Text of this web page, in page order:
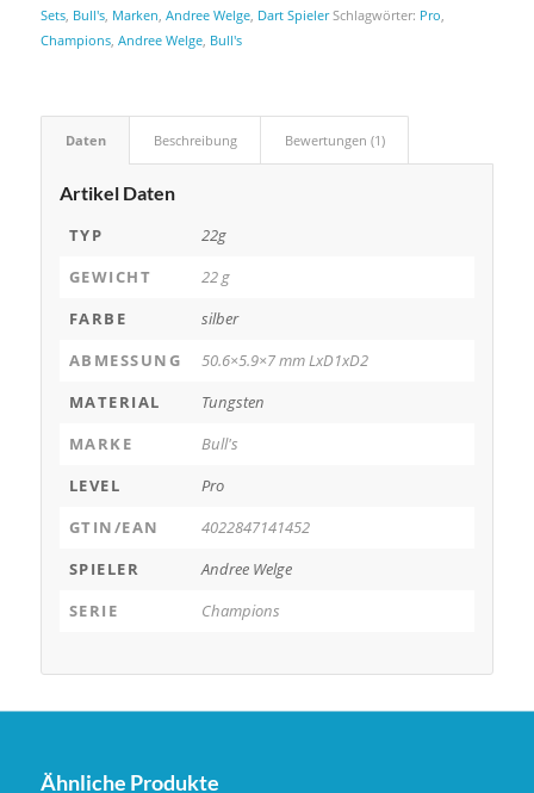
Sets, Bull's, Marken Andree Welge, Dart Spieler Schlagwörter: Pro
Champions, Andree Welge, Bull's
Daten Beschreibung Bewertungen (1)
Artikel Daten
TYP
22g
GEWICHT
22 g
FARBE
silber
ABMESSUNG
50.6×5.9×7 mm LxD1xD2
MATERIAL
Tungsten
MARKE
Bull's
LEVEL
Pro
GTIN/EAN
4022847141452
SPIELER
Andree Welge
SERIE
Champions
Ähnliche Produkte